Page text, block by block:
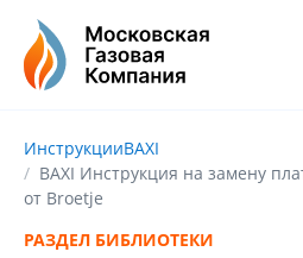
ИнструкцииBAXI
BAXI Инструкция на замену
от Broetje
РАЗДЕЛ БИБЛИОТЕКИ